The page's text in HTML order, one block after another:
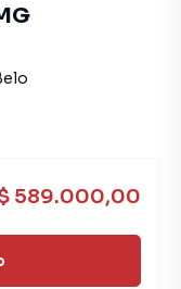
589.000,00